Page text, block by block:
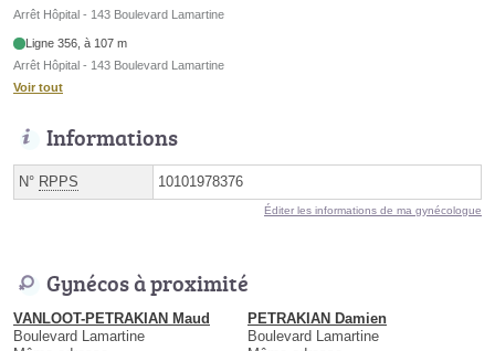
Arrêt Hôpital - 143 Boulevard Lamartine
Ligne 356, à 107 m
Arrêt Hôpital - 143 Boulevard Lamartine
Voir tout
Informations
N° RPPS 10101978376
Éditer les informations de ma gynécologue
Gynécos à proximité
VANLOOT-PETRAKIAN Maud
Boulevard Lamartine
PETRAKIAN Damien
Boulevard Lamartine